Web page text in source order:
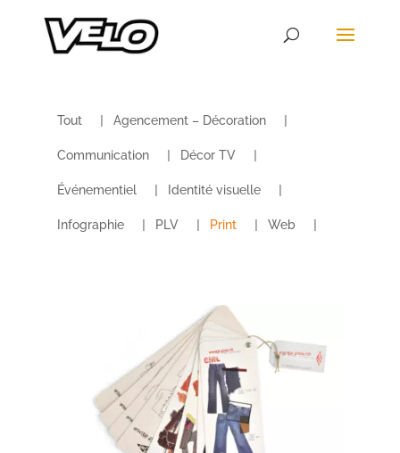
Tout Agencement – Décoration
Communication Décor TV
Événementiel Identité visuelle
Infographie PLV Print Web